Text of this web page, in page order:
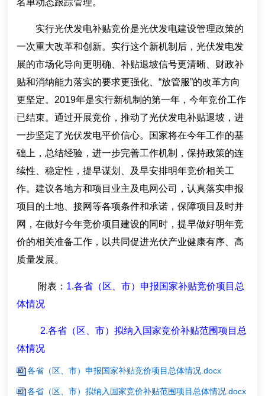
名单动态跟踪管理。
实行光伏发电补贴竞价是光伏发电建设管理政策的
一次重大改革和创新。实行这个新机制后，光伏发电发
展的市场化导向更明确、补贴退坡信号更清晰、财政补
贴和消纳能力落实的要求更强化、“放管服”的改革方向
更坚定。2019年是实行新机制的第一年，今年竞价工作
已结束。通过开展竞价，推动了光伏发电补贴退坡，进
一步坚定了光伏发电平价信心。国家将在今年工作的基
础上，总结经验，进一步完善工作机制，保持政策的连
续性、稳定性，提早谋划、及早安排明年竞价相关工
作。建议各地方和项目业主及电网公司，认真落实申报
项目的土地、接网等各项条件和承诺，保障项目及时并
网，在做好今年竞价项目建设的同时，提早做好明年竞
价的相关准备工作，以共同促进光伏产业健康有序、高
质量发展。
附表： 1.各省（区、市）申报国家补贴竞价项目总
体情况
2.各省（区、市）拟纳入国家竞价补贴范围项目总
体情况
各省（区、市）申报国家补贴竞价项目总体情况.docx
各省（区、市）拟纳入国家竞价补贴范围项目总体情况.docx